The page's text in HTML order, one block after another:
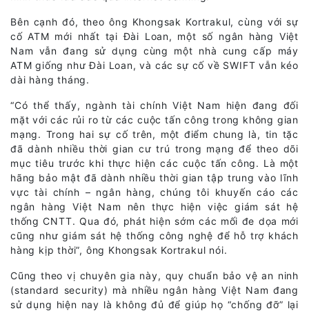
Bên cạnh đó, theo ông Khongsak Kortrakul, cùng với sự
cố ATM mới nhất tại Đài Loan, một số ngân hàng Việt
Nam vẫn đang sử dụng cùng một nhà cung cấp máy
ATM giống như Đài Loan, và các sự cố về SWIFT vẫn kéo
dài hàng tháng.
“Có thể thấy, ngành tài chính Việt Nam hiện đang đối
mặt với các rủi ro từ các cuộc tấn công trong không gian
mạng. Trong hai sự cố trên, một điểm chung là, tin tặc
đã dành nhiều thời gian cư trú trong mạng để theo dõi
mục tiêu trước khi thực hiện các cuộc tấn công. Là một
hãng bảo mật đã dành nhiều thời gian tập trung vào lĩnh
vực tài chính – ngân hàng, chúng tôi khuyến cáo các
ngân hàng Việt Nam nên thực hiện việc giám sát hệ
thống CNTT. Qua đó, phát hiện sớm các mối đe dọa mới
cũng như giám sát hệ thống công nghệ để hỗ trợ khách
hàng kịp thời”, ông Khongsak Kortrakul nói.
Cũng theo vị chuyên gia này, quy chuẩn bảo vệ an ninh
(standard security) mà nhiều ngân hàng Việt Nam đang
sử dụng hiện nay là không đủ để giúp họ “chống đỡ” lại